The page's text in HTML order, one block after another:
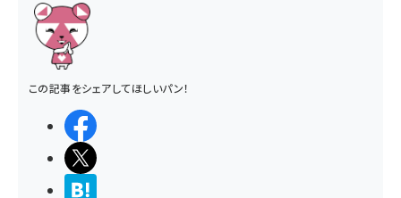
この記事をシェアしてほしいパン！